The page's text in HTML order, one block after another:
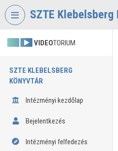
Fejléc kihagyása
SZTE
VIDEOTORIUM
SZTE KLEBELSBERG
KÖNYVTÁR
Intézményi kezdőlap
Bejelentkezés
Intézményi felfedezés